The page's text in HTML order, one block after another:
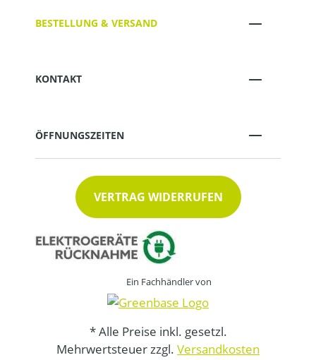
BESTELLUNG & VERSAND
KONTAKT
ÖFFNUNGSZEITEN
VERTRAG WIDERRUFEN
Ein Fachhändler von
* Alle Preise inkl. gesetzl.
Mehrwertsteuer zzgl. Versandkosten